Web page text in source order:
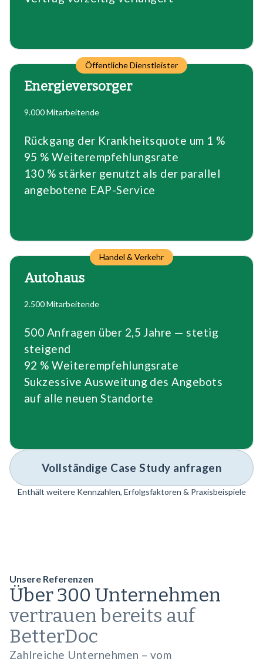
Öffentliche Dienstleister
Energieversorger
9.000 Mitarbeitende
Rückgang der Krankheitsquote um 1 %
95 % Weiterempfehlungsrate
130 % stärker genutzt als der parallel
angebotene EAP-Service
Handel & Verkehr
Autohaus
2.500 Mitarbeitende
500 Anfragen über 2,5 Jahre — stetig
steigend
92 % Weiterempfehlungsrate
Sukzessive Ausweitung des Angebots
auf alle neuen Standorte
Vollständige Case Study anfragen
Enthält weitere Kennzahlen, Erfolgsfaktoren & Praxisbeispiele
Unsere Referenzen
Über 300 Unternehmen
vertrauen bereits auf
BetterDoc
Zahlreiche Unternehmen – vom